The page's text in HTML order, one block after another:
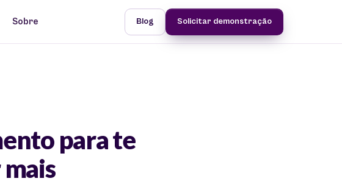
Sobre Blog Solicitar demonstração
para te